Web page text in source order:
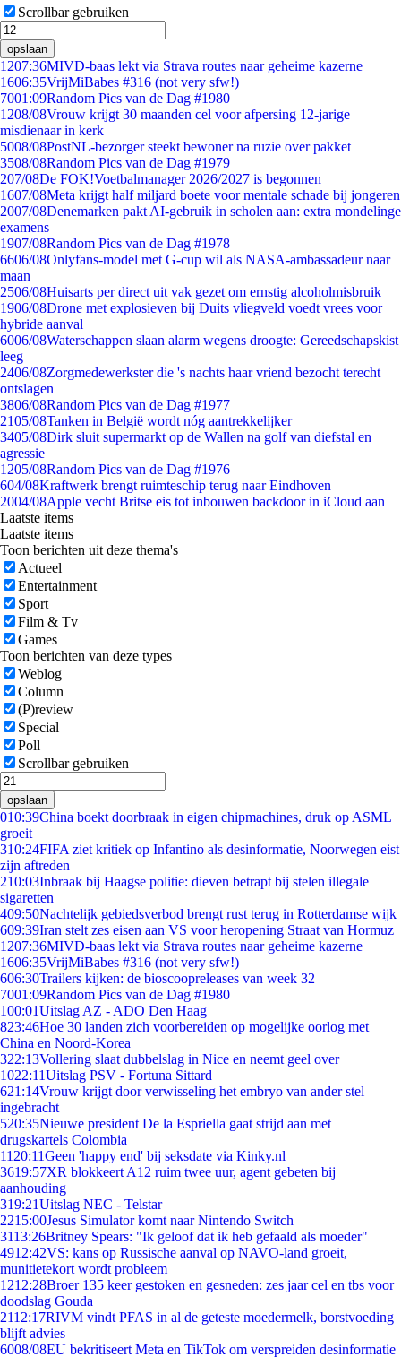
Scrollbar gebruiken
opslaan
1207:36MIVD-baas lekt via Strava routes naar geheime kazerne
1606:35VrijMiBabes #316 (not very sfw!)
7001:09Random Pics van de Dag #1980
1208/08Vrouw krijgt 30 maanden cel voor afpersing 12-jarige
misdienaar in kerk
5008/08PostNL-bezorger steekt bewoner na ruzie over pakket
3508/08Random Pics van de Dag #1979
207/08De FOK!Voetbalmanager 2026/2027 is begonnen
1607/08Meta krijgt half miljard boete voor mentale schade bij jongeren
2007/08Denemarken pakt AI-gebruik in scholen aan: extra mondelinge
examens
1907/08Random Pics van de Dag #1978
6606/08Onlyfans-model met G-cup wil als NASA-ambassadeur naar
maan
2506/08Huisarts per direct uit vak gezet om ernstig alcoholmisbruik
1906/08Drone met explosieven bij Duits vliegveld voedt vrees voor
hybride aanval
6006/08Waterschappen slaan alarm wegens droogte: Gereedschapskist
leeg
2406/08Zorgmedewerkster die 's nachts haar vriend bezocht terecht
ontslagen
3806/08Random Pics van de Dag #1977
2105/08Tanken in België wordt nóg aantrekkelijker
3405/08Dirk sluit supermarkt op de Wallen na golf van diefstal en
agressie
1205/08Random Pics van de Dag #1976
604/08Kraftwerk brengt ruimteschip terug naar Eindhoven
2004/08Apple vecht Britse eis tot inbouwen backdoor in iCloud aan
Laatste items
Laatste items
Toon berichten uit deze thema's
Actueel
Entertainment
Sport
Film & Tv
Games
Toon berichten van deze types
Weblog
Column
(P)review
Special
Poll
Scrollbar gebruiken
opslaan
010:39China boekt doorbraak in eigen chipmachines, druk op ASML
groeit
310:24FIFA ziet kritiek op Infantino als desinformatie, Noorwegen eist
zijn aftreden
210:03Inbraak bij Haagse politie: dieven betrapt bij stelen illegale
sigaretten
409:50Nachtelijk gebiedsverbod brengt rust terug in Rotterdamse wijk
609:39Iran stelt zes eisen aan VS voor heropening Straat van Hormuz
1207:36MIVD-baas lekt via Strava routes naar geheime kazerne
1606:35VrijMiBabes #316 (not very sfw!)
606:30Trailers kijken: de bioscoopreleases van week 32
7001:09Random Pics van de Dag #1980
100:01Uitslag AZ - ADO Den Haag
823:46Hoe 30 landen zich voorbereiden op mogelijke oorlog met
China en Noord-Korea
322:13Vollering slaat dubbelslag in Nice en neemt geel over
1022:11Uitslag PSV - Fortuna Sittard
621:14Vrouw krijgt door verwisseling het embryo van ander stel
ingebracht
520:35Nieuwe president De la Espriella gaat strijd aan met
drugskartels Colombia
11 20:11Geen 'happy end' bij seksdate via Kinky.nl
3619:57XR blokkeert A12 ruim twee uur, agent gebeten bij
aanhouding
319:21Uitslag NEC - Telstar
2215:00Jesus Simulator komt naar Nintendo Switch
3113:26Britney Spears: "Ik geloof dat ik heb gefaald als moeder"
4912:42VS: kans op Russische aanval op NAVO-land groeit,
munitietekort wordt probleem
1212:28Broer 135 keer gestoken en gesneden: zes jaar cel en tbs voor
doodslag Gouda
2112:17RIVM vindt PFAS in al de geteste moedermelk, borstvoeding
blijft advies
6008/08EU bekritiseert Meta en TikTok om verspreiden desinformatie